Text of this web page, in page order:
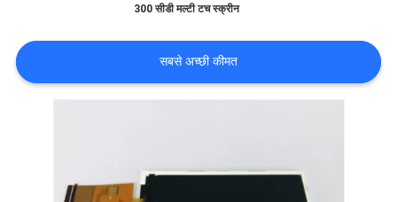
मांगें
साइटमैप
POLICY
300 सीडी मल्टी टच स्क्रीन
सबसे अच्छी कीमत